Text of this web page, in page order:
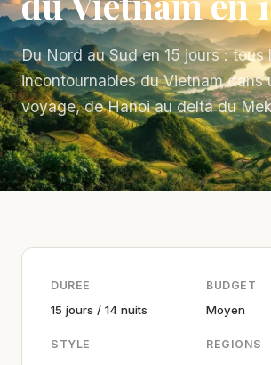
Du Nord au Sud en 15 jours : tous
incontournables du Vietnam dans
voyage, de Hanoi au delta du
DUREE
15 jours / 14 nuits
BUDGET
Moyen
STYLE REGIONS